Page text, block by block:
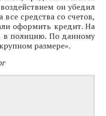
он убедил
средства со счетов,
оформить кредит. На
в полицию. По данному
размере».